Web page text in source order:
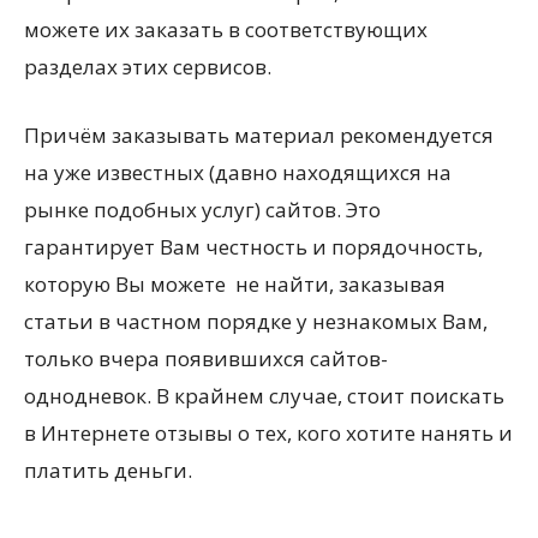
можете их заказать в соответствующих
разделах этих сервисов.
Причём заказывать материал рекомендуется
на уже известных (давно находящихся на
рынке подобных услуг) сайтов. Это
гарантирует Вам честность и порядочность,
которую Вы можете не найти, заказывая
статьи в частном порядке у незнакомых Вам,
только вчера появившихся сайтов-
однодневок. В крайнем случае, стоит поискать
в Интернете отзывы о тех, кого хотите нанять и
платить деньги.